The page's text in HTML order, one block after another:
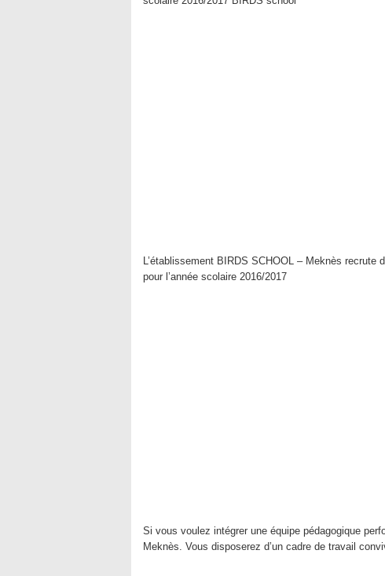
L’établissement BIRDS SCHOOL – Meknès recrute
pour l’année scolaire 2016/2017
Si vous voulez intégrer une équipe pédagogique
Meknès. Vous disposerez d’un cadre de travail